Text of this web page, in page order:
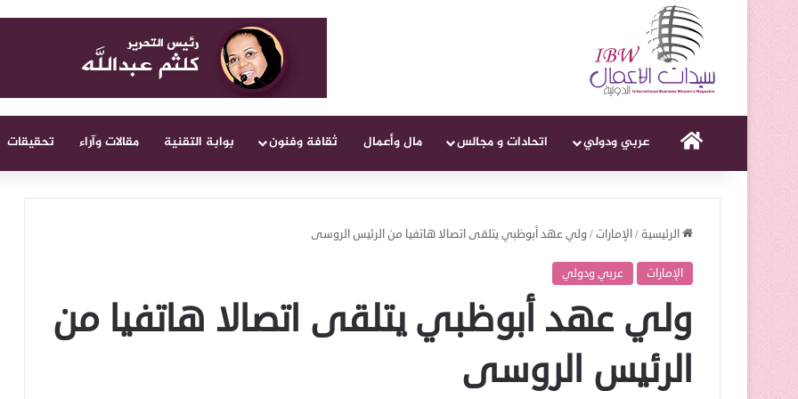
الرئيسيةعربي ودولي اتحادات و مجالس مال وأعمال ثقافة وفنون بوابة التقنية مقالات وآراء تحقيقات
الرئيسية/الإمارات / ولي عهد أبوظبي يتلقى اتصالا هاتفيا من الرئيس الروسى
الإمارات عربي ودولي
ولي عهد أبوظبي يتلقى اتصالا هاتفيا من
الرئيس الروسى